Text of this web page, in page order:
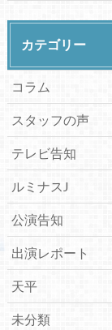
カテゴリー
コラム
スタッフの声
テレビ告知
ルミナスJ
公演告知
出演レポート
天平
未分類